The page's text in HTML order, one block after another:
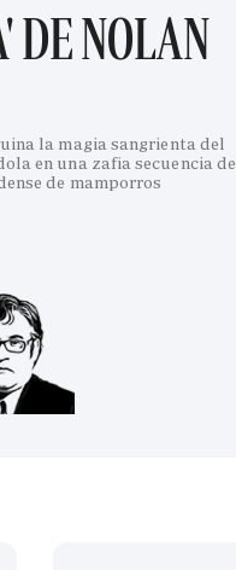
DE NOLAN
la magia sangrienta del
en una zafia secuencia de
de mamporros